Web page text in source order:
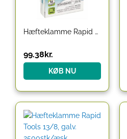
Hæfteklamme Rapid Stand. 21/4
99.38kr.
KØB NU